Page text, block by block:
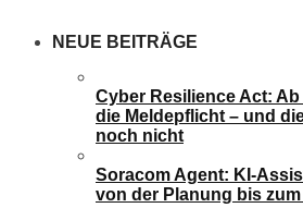
NEUE BEITRÄGE
Cyber Resilience Act:
die Meldepflicht – und
noch nicht
Soracom Agent: KI-
von der Planung bis